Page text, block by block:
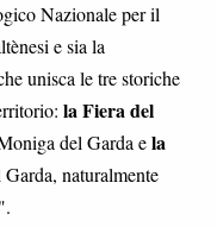
Nazionale per il
e sia la
unisca le tre storiche
la Fiera del
del Garda ela
Garda, naturalmente